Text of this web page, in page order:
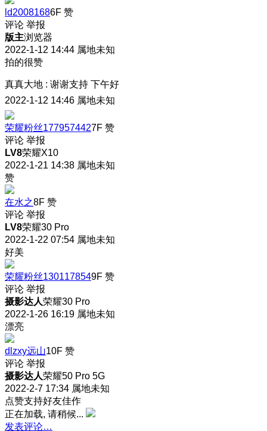
ld20081686F 赞
评论 举报
版主浏览器
2022-1-12 14:44 属地未知
拍的很赞
真真大地 : 谢谢支持 下午好
2022-1-12 14:46 属地未知
荣耀粉丝1779574427F 赞
评论 举报
LV8荣耀X10
2022-1-21 14:38 属地未知
赞
在水之8F 赞
评论 举报
LV8荣耀30 Pro
2022-1-22 07:54 属地未知
好美
荣耀粉丝1301178549F 赞
评论 举报
摄影达人荣耀30 Pro
2022-1-26 16:19 属地未知
漂亮
dlzxy远山10F 赞
评论 举报
摄影达人荣耀50 Pro 5G
2022-2-7 17:34 属地未知
点赞支持好友佳作
正在加载, 请稍候...
发表评论…